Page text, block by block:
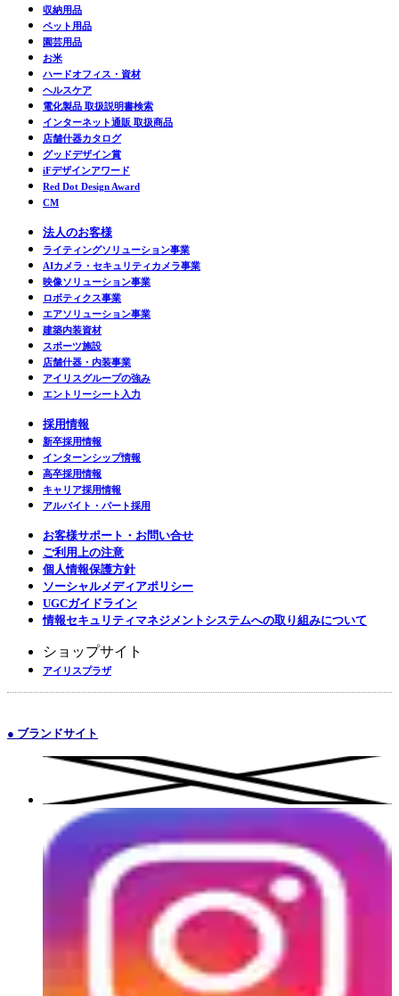
収納用品
ペット用品
園芸用品
お米
ハードオフィス・資材
ヘルスケア
電化製品 取扱説明書検索
インターネット通販 取扱商品
店舗什器カタログ
グッドデザイン賞
iFデザインアワード
Red Dot Design Award
CM
法人のお客様
ライティングソリューション事業
AIカメラ・セキュリティカメラ事業
映像ソリューション事業
ロボティクス事業
エアソリューション事業
建築内装資材
スポーツ施設
店舗什器・内装事業
アイリスグループの強み
エントリーシート入力
採用情報
新卒採用情報
インターンシップ情報
高卒採用情報
キャリア採用情報
アルバイト・パート採用
お客様サポート・お問い合せ
ご利用上の注意
個人情報保護方針
ソーシャルメディアポリシー
UGCガイドライン
情報セキュリティマネジメントシステムへの取り組みについて
ショップサイト
アイリスプラザ
● ブランドサイト